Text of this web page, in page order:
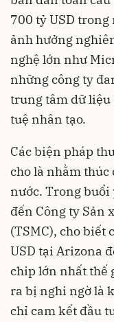
700 tỷ USD trong
ảnh hưởng
nghệ lớn như
những công ty
trung tâm dữ
tuệ nhân tạo.
Các biện pháp
cho là nhằm
nước. Trong buổi
đến Công ty Sản
(TSMC), cho biết
USD tại Arizona
chip lớn nhất thế
ra bị nghi ngờ là
chỉ cam kết đầu